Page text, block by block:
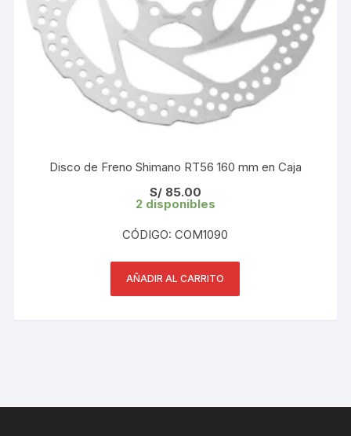
Disco de Freno Shimano RT56 160 mm en Caja
S/85.00
2 disponibles
CÓDIGO: COM1090
AÑADIR AL CARRITO